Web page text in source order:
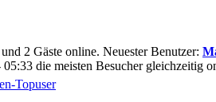
2 Gäste online. Neuester Benutzer:
die meisten Besucher gleichzeitig
Topuser